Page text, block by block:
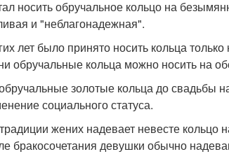
носить обручальное кольцо на
и "неблагонадежная".
лет было принято носить кольца только
обручальные кольца можно носить на
золотые кольца до свадьбы
социального статуса.
жених надевает невесте кольцо
бракосочетания девушки обычно